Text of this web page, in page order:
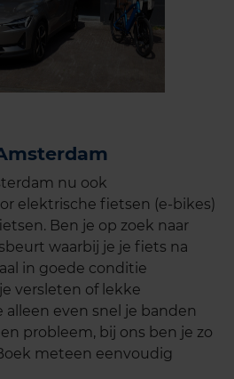
nu ook
elektrische fietsen (e-bikes)
Ben je op zoek naar
waarbij je je fiets na
in goede conditie
versleten of lekke
even snel je banden
probleem, bij ons ben je zo
meteen eenvoudig